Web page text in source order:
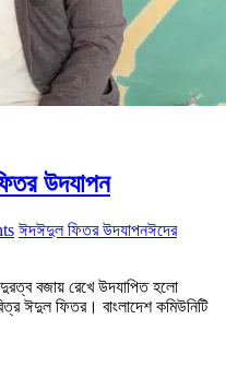
উদযাপন
ঈদঈদুল ফিতর উদযাপনঈদের
দুরত্ব বজায় রেখে উদযাপিত হলো
ঈদুল ফিতর। বাংলাদেশ কমিউনিটি